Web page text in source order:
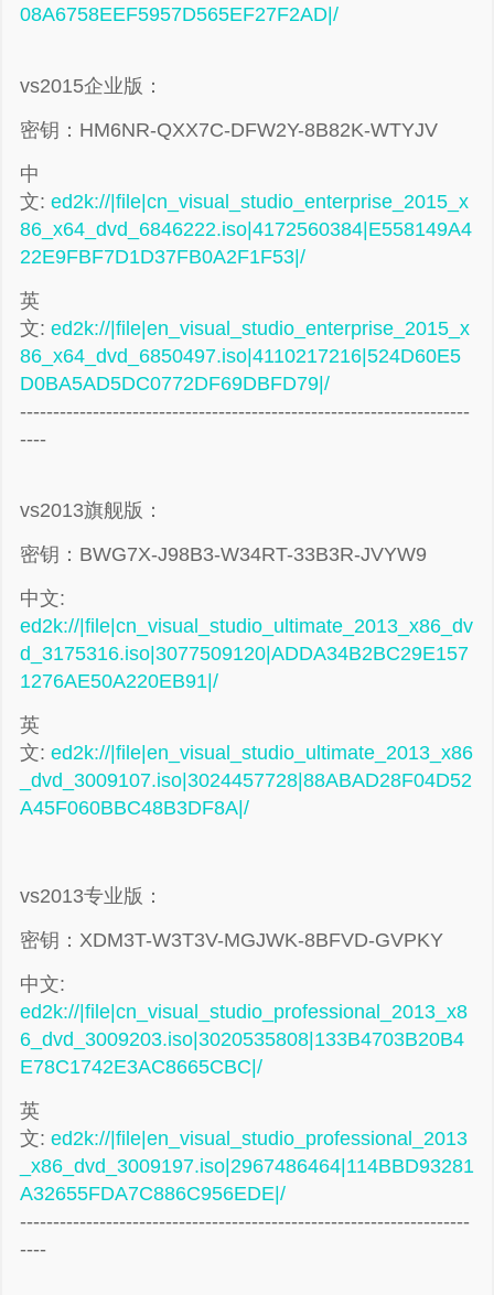
08A6758EEF5957D565EF27F2AD|/
vs2015企业版：
密钥：HM6NR-QXX7C-DFW2Y-8B82K-WTYJV
中
文: ed2k://|file|cn_visual_studio_enterprise_2015_x
86_x64_dvd_6846222.iso|4172560384|E558149A4
22E9FBF7D1D37FB0A2F1F53|/
英
文: ed2k://|file|en_visual_studio_enterprise_2015_x
86_x64_dvd_6850497.iso|4110217216|524D60E5
D0BA5AD5DC0772DF69DBFD79|/
--------------------------------------------------------------------
----
vs2013旗舰版：
密钥：BWG7X-J98B3-W34RT-33B3R-JVYW9
中文:
ed2k://|file|cn_visual_studio_ultimate_2013_x86_dv
d_3175316.iso|3077509120|ADDA34B2BC29E157
1276AE50A220EB91|/
英
文: ed2k://|file|en_visual_studio_ultimate_2013_x86
_dvd_3009107.iso|3024457728|88ABAD28F04D52
A45F060BBC48B3DF8A|/
vs2013专业版：
密钥：XDM3T-W3T3V-MGJWK-8BFVD-GVPKY
中文:
ed2k://|file|cn_visual_studio_professional_2013_x8
6_dvd_3009203.iso|3020535808|133B4703B20B4
E78C1742E3AC8665CBC|/
英
文: ed2k://|file|en_visual_studio_professional_2013
_x86_dvd_3009197.iso|2967486464|114BBD93281
A32655FDA7C886C956EDE|/
--------------------------------------------------------------------
----
谢谢赞赏